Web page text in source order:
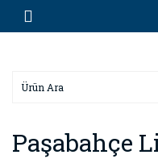
Paşabahçe